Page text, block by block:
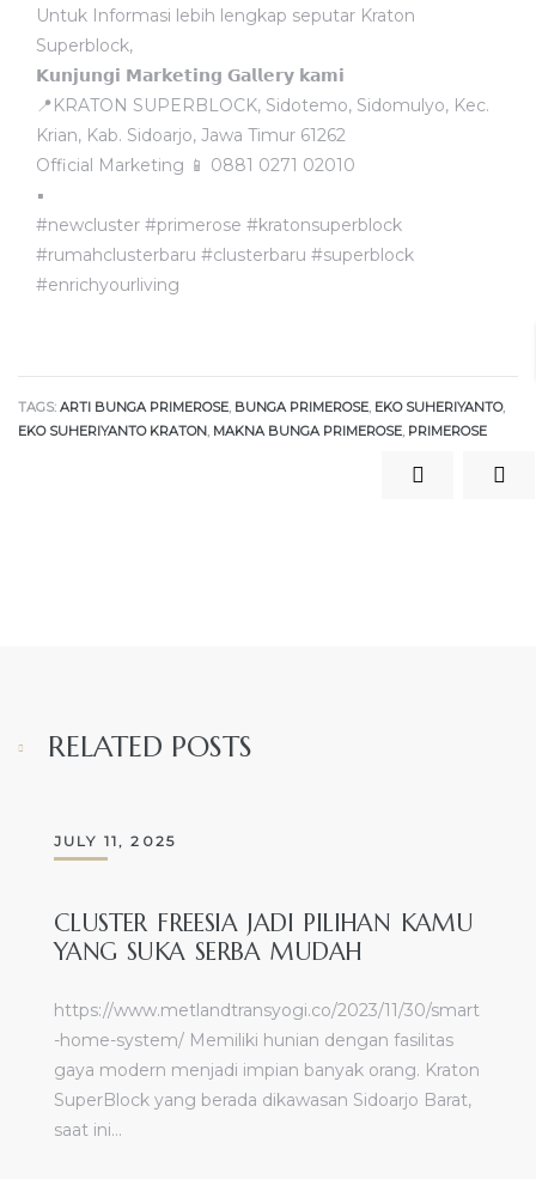
Untuk Informasi lebih lengkap seputar Kraton
Superblock,
𝗞𝘂𝗻𝗷𝘂𝗻𝗴𝗶 𝗠𝗮𝗿𝗸𝗲𝘁𝗶𝗻𝗴 𝗚𝗮𝗹𝗹𝗲𝗿𝘆 𝗸𝗮𝗺𝗶
📍KRATON SUPERBLOCK, Sidotemo, Sidomulyo, Kec.
Krian, Kab. Sidoarjo, Jawa Timur 61262
Official Marketing 📱 0881 0271 02010
▪️
#newcluster #primerose #kratonsuperblock
#rumahclusterbaru #clusterbaru #superblock
#enrichyourliving
TAGS: ARTI BUNGA PRIMEROSE, BUNGA PRIMEROSE, EKO SUHERIYANTO,
EKO SUHERIYANTO KRATON, MAKNA BUNGA PRIMEROSE, PRIMEROSE
RELATED POSTS
JULY 11, 2025
CLUSTER FREESIA JADI PILIHAN KAMU
YANG SUKA SERBA MUDAH
https://www.metlandtransyogi.co/2023/11/30/smart
-home-system/ Memiliki hunian dengan fasilitas
gaya modern menjadi impian banyak orang. Kraton
SuperBlock yang berada dikawasan Sidoarjo Barat,
saat ini…